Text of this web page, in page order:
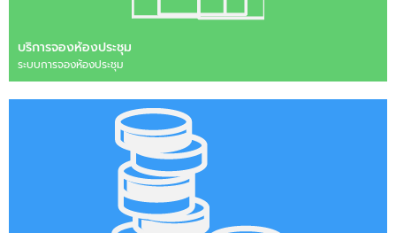
บริการจองห้องประชุม
ระบบการจองห้องประชุม